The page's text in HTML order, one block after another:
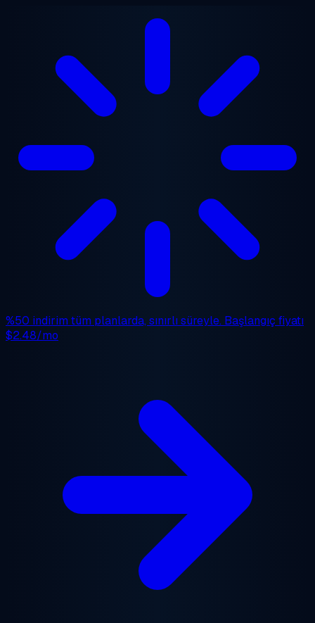
%50 indirim tüm planlarda, sınırlı süreyle. Başlangıç fiyatı
$2.48/mo